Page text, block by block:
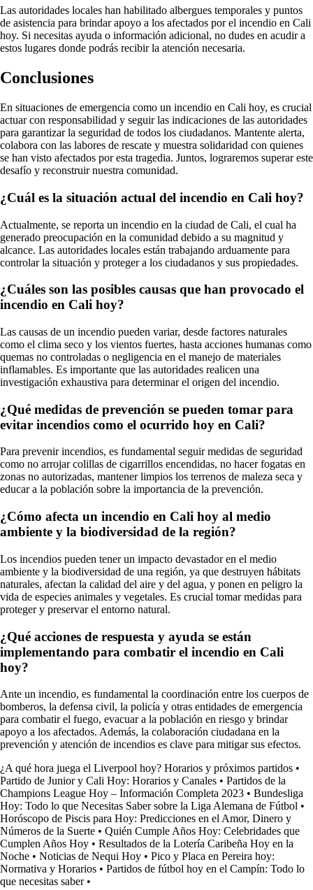
Las autoridades locales han habilitado albergues temporales y puntos
de asistencia para brindar apoyo a los afectados por el incendio en Cali
hoy. Si necesitas ayuda o información adicional, no dudes en acudir a
estos lugares donde podrás recibir la atención necesaria.
Conclusiones
En situaciones de emergencia como un incendio en Cali hoy, es crucial
actuar con responsabilidad y seguir las indicaciones de las autoridades
para garantizar la seguridad de todos los ciudadanos. Mantente alerta,
colabora con las labores de rescate y muestra solidaridad con quienes
se han visto afectados por esta tragedia. Juntos, lograremos superar este
desafío y reconstruir nuestra comunidad.
¿Cuál es la situación actual del incendio en Cali hoy?
Actualmente, se reporta un incendio en la ciudad de Cali, el cual ha
generado preocupación en la comunidad debido a su magnitud y
alcance. Las autoridades locales están trabajando arduamente para
controlar la situación y proteger a los ciudadanos y sus propiedades.
¿Cuáles son las posibles causas que han provocado el
incendio en Cali hoy?
Las causas de un incendio pueden variar, desde factores naturales
como el clima seco y los vientos fuertes, hasta acciones humanas como
quemas no controladas o negligencia en el manejo de materiales
inflamables. Es importante que las autoridades realicen una
investigación exhaustiva para determinar el origen del incendio.
¿Qué medidas de prevención se pueden tomar para
evitar incendios como el ocurrido hoy en Cali?
Para prevenir incendios, es fundamental seguir medidas de seguridad
como no arrojar colillas de cigarrillos encendidas, no hacer fogatas en
zonas no autorizadas, mantener limpios los terrenos de maleza seca y
educar a la población sobre la importancia de la prevención.
¿Cómo afecta un incendio en Cali hoy al medio
ambiente y la biodiversidad de la región?
Los incendios pueden tener un impacto devastador en el medio
ambiente y la biodiversidad de una región, ya que destruyen hábitats
naturales, afectan la calidad del aire y del agua, y ponen en peligro la
vida de especies animales y vegetales. Es crucial tomar medidas para
proteger y preservar el entorno natural.
¿Qué acciones de respuesta y ayuda se están
implementando para combatir el incendio en Cali
hoy?
Ante un incendio, es fundamental la coordinación entre los cuerpos de
bomberos, la defensa civil, la policía y otras entidades de emergencia
para combatir el fuego, evacuar a la población en riesgo y brindar
apoyo a los afectados. Además, la colaboración ciudadana en la
prevención y atención de incendios es clave para mitigar sus efectos.
¿A qué hora juega el Liverpool hoy? Horarios y próximos partidos •
Partido de Junior y Cali Hoy: Horarios y Canales • Partidos de la
Champions League Hoy – Información Completa 2023 • Bundesliga
Hoy: Todo lo que Necesitas Saber sobre la Liga Alemana de Fútbol •
Horóscopo de Piscis para Hoy: Predicciones en el Amor, Dinero y
Números de la Suerte • Quién Cumple Años Hoy: Celebridades que
Cumplen Años Hoy • Resultados de la Lotería Caribeña Hoy en la
Noche • Noticias de Nequi Hoy • Pico y Placa en Pereira hoy:
Normativa y Horarios • Partidos de fútbol hoy en el Campín: Todo lo
que necesitas saber•